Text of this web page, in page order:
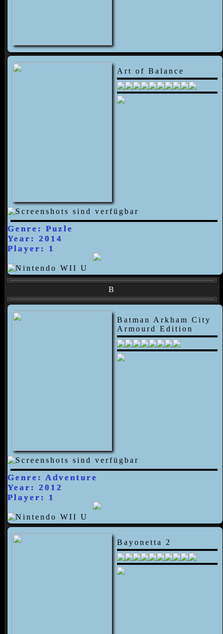
Art of Balance
Genre: Puzle
Year: 2014
Player: 1
B
Batman Arkham City
Armourd Edition
Genre: Adventure
Year: 2012
Player: 1
Bayonetta 2